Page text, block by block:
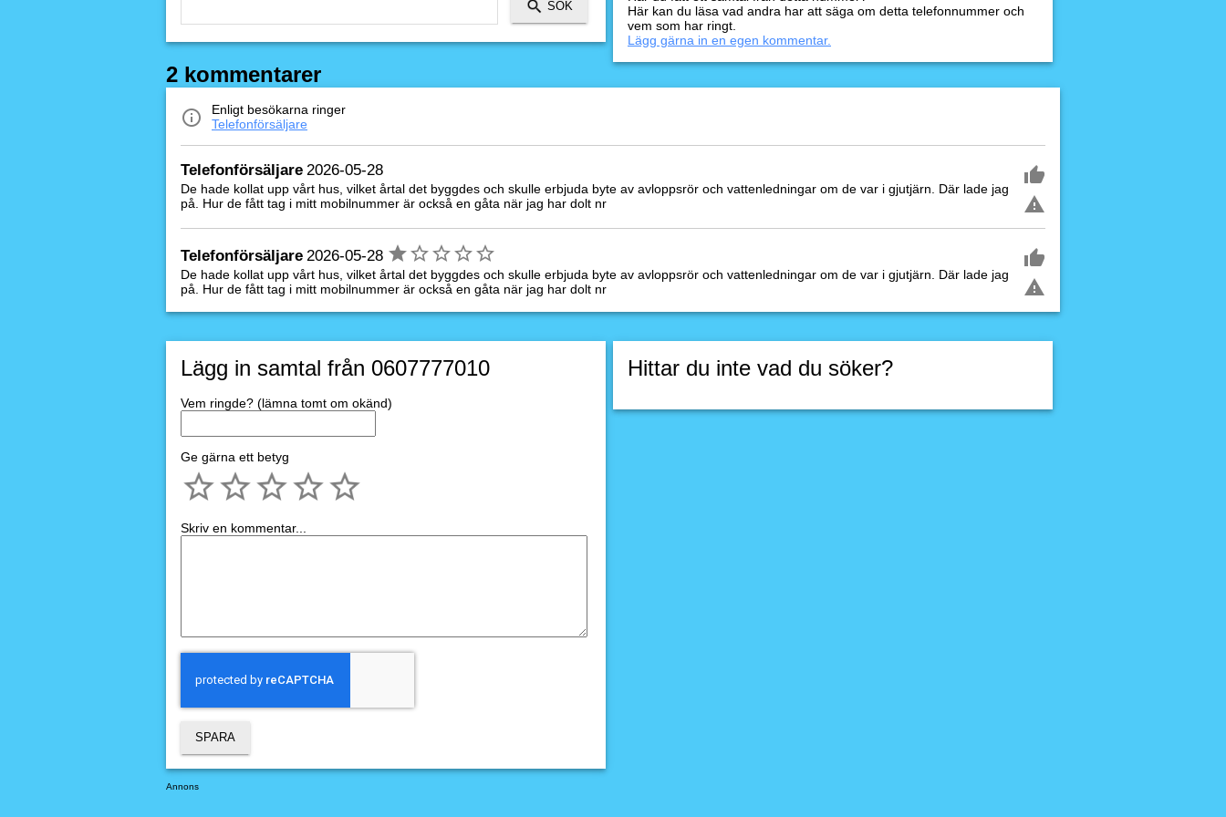
Här kan du läsa vad andra har att säga om detta telefonnummer och
vem som har ringt.
Lägg gärna in en egen kommentar.
2 kommentarer
Enligt besökarna ringer
Telefonförsäljare
Telefonförsäljare 2026-05-28
De hade kollat upp vårt hus, vilket årtal det byggdes och skulle erbjuda byte av avloppsrör och vattenledningar om de var i gjutjärn. Där lade jag
på. Hur de fått tag i mitt mobilnummer är också en gåta när jag har dolt nr
Telefonförsäljare 2026-05-28
De hade kollat upp vårt hus, vilket årtal det byggdes och skulle erbjuda byte av avloppsrör och vattenledningar om de var i gjutjärn. Där lade jag
på. Hur de fått tag i mitt mobilnummer är också en gåta när jag har dolt nr
Lägg in samtal från 0607777010
Vem ringde? (lämna tomt om okänd)
Ge gärna ett betyg
Skriv en kommentar...
Hittar du inte vad du söker?
Annons